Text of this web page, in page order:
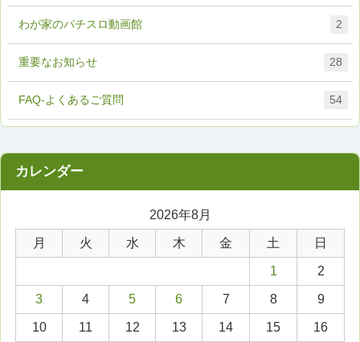
FAQ-よくあるご質問 54
わが家のパチスロ動画館 2
重要なお知らせ 28
2026年8月
月 火 水 木 金 土 日
1 2
3 4 5 6 7 8 9
10 11 12 13 14 15 16